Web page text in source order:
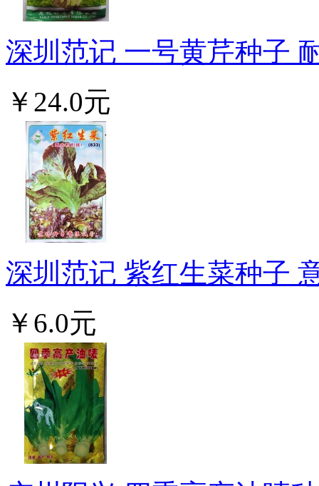
深圳范记 一号黄芹种子
￥24.0元
深圳范记 紫红生菜种子
￥6.0元